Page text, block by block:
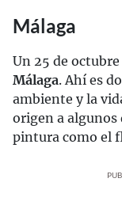
Málaga
Un 25 de octubre
Málaga. Ahí es
ambiente y la
origen a algunos
pintura como el